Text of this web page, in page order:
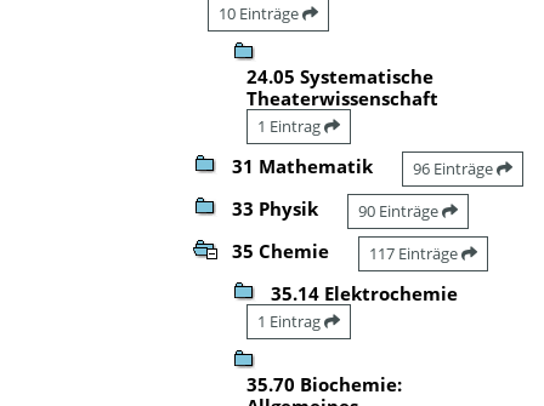
10 Einträge
24.05 Systematische
Theaterwissenschaft
1 Eintrag
31 Mathematik 96 Einträge
33 Physik 90 Einträge
35 Chemie 117 Einträge
35.14 Elektrochemie
1 Eintrag
35.70 Biochemie: